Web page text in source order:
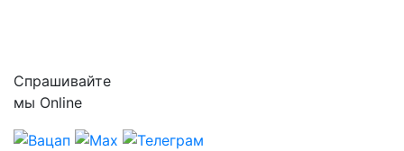
Спрашивайте
мы Online